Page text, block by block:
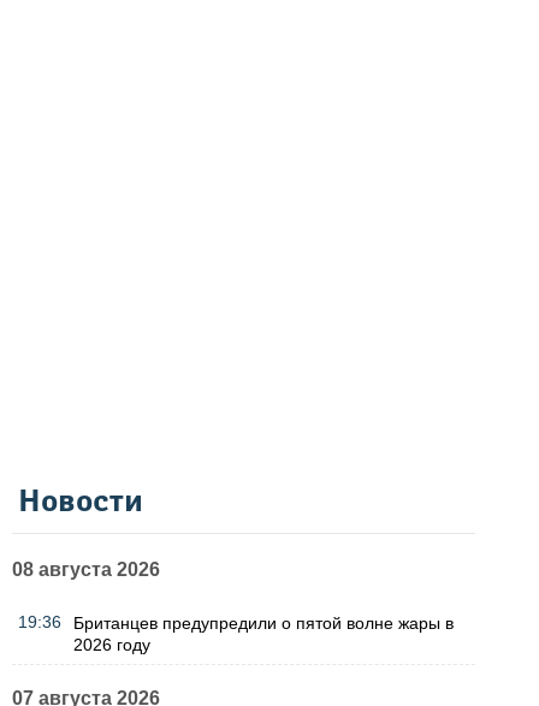
Новости
08 августа 2026
19:36
Британцев предупредили о пятой волне жары в
2026 году
07 августа 2026